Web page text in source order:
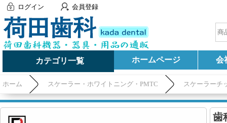
ログイン 会員登録
カテゴリ一覧 ホームページ 会
ホーム スケーラー・ホワイトニング・PMTC スケーラーチ
適用)
歯